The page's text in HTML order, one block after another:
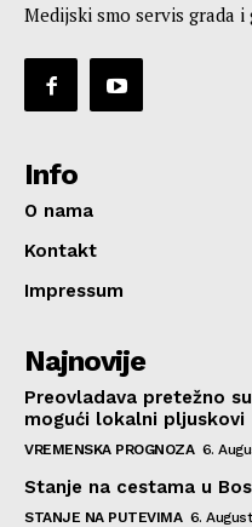
Medijski smo servis grada
Info
O nama
Kontakt
Impressum
Najnovije
Preovladava pretežno
mogući lokalni pljuskovi
VREMENSKA PROGNOZA 6.
Stanje na cestama u
STANJE NA PUTEVIMA 6.